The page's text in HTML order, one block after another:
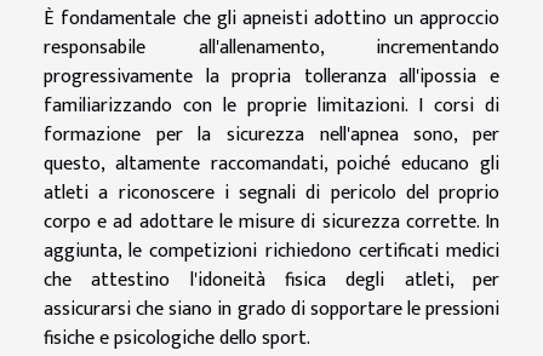
È fondamentale che gli apneisti adottino un approccio
responsabile all'allenamento, incrementando
progressivamente la propria tolleranza all'ipossia e
familiarizzando con le proprie limitazioni. I corsi di
formazione per la sicurezza nell'apnea sono, per
questo, altamente raccomandati, poiché educano gli
atleti a riconoscere i segnali di pericolo del proprio
corpo e ad adottare le misure di sicurezza corrette. In
aggiunta, le competizioni richiedono certificati medici
che attestino l'idoneità fisica degli atleti, per
assicurarsi che siano in grado di sopportare le pressioni
fisiche e psicologiche dello sport.